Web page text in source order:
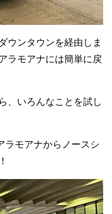
ウンタウンを経由しま
ラモアナには簡単に戻
、いろんなことを試し
ラモアナからノースシ